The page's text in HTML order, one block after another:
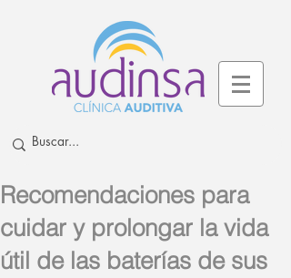
Recomendaciones para
cuidar y prolongar la vida
útil de las baterías de sus